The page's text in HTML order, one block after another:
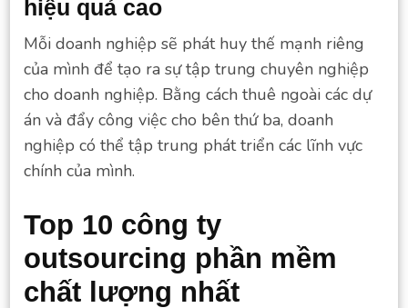
hiệu quả cao
Mỗi doanh nghiệp sẽ phát huy thế mạnh riêng
của mình để tạo ra sự tập trung chuyên nghiệp
cho doanh nghiệp. Bằng cách thuê ngoài các dự
án và đẩy công việc cho bên thứ ba, doanh
nghiệp có thể tập trung phát triển các lĩnh vực
chính của mình.
Top 10 công ty
outsourcing phần mềm
chất lượng nhất